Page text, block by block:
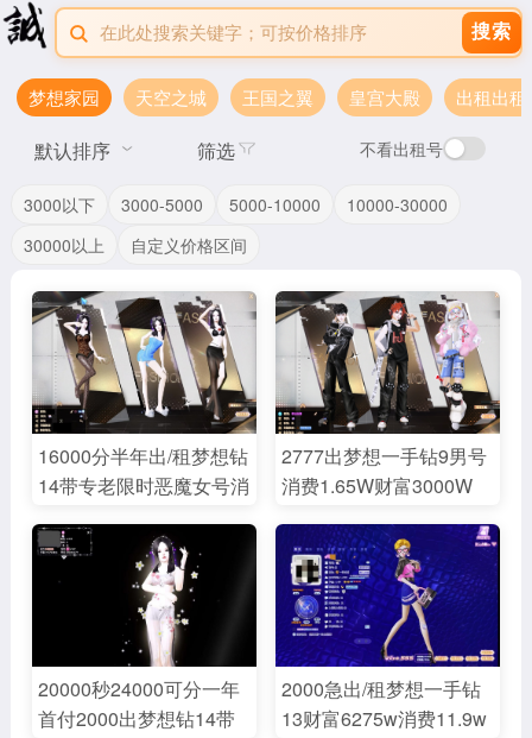
搜索
梦想家园 天空之城 王国之翼 皇宫大殿 出租出租
默认排序 筛选 不看出租号
3000以下 3000-5000 5000-10000
10000-30000
30000以上
自定义价格区间
16000分半年出/租梦想钻
14带专老限时恶魔女号消
彼岸花晓梦清露玫瑰全
身/黑UI/新黑昵称/红昵称
粉昵称/黑底板/双黑名片/
黑金伴侣证/百变自我炽
明聚会暮色闪耀等7页动
作名片/920/缠绵微甜乐拍
等18页伴侣戒/秀丽62凛
2777出梦想一手钻9男号
消费1.65W财富3000W
代纪念5全身戒/极简绿白
2全景名片/百搭未完待续
等动作名片/黑证/温情一
隅甜蜜旅行花式秀恩爱撩
人气息勾心夜月等4页动
作戒/人鱼执迷霸总朦胧
成熟宠物王迷糖心脉冲等
20000秒24000可分一年
首付2000出梦想钻14带
2000急出/租梦想一手钻
13财富6275w消费11.9w